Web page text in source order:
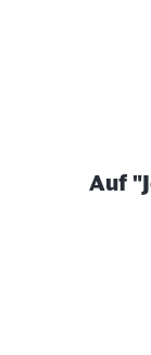
Auf